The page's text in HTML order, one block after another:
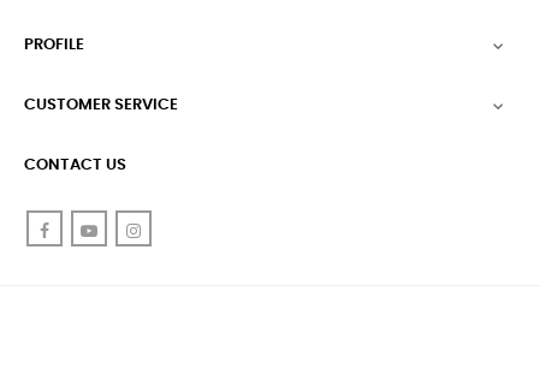
PROFILE 
CUSTOMER SERVICE 
CONTACT US
FacebookYouTube